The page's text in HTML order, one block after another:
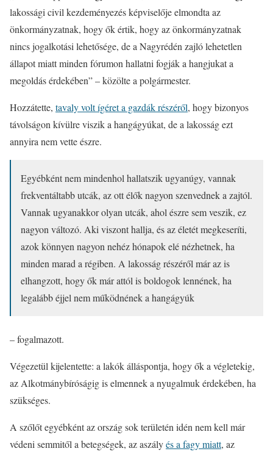
lakossági civil kezdeményezés képviselője elmondta az
önkormányzatnak, hogy ők értik, hogy az önkormányzatnak
nincs jogalkotási lehetősége, de a Nagyrédén zajló lehetetlen
állapot miatt minden fórumon hallatni fogják a hangjukat a
megoldás érdekében” – közölte a polgármester.
Hozzátette, tavaly volt ígéret a gazdák részéről, hogy bizonyos
távolságon kívülre viszik a hangágyúkat, de a lakosság ezt
annyira nem vette észre.
Egyébként nem mindenhol hallatszik ugyanúgy, vannak
frekventáltabb utcák, az ott élők nagyon szenvednek a zajtól.
Vannak ugyanakkor olyan utcák, ahol észre sem veszik, ez
nagyon változó. Aki viszont hallja, és az életét megkeseríti,
azok könnyen nagyon nehéz hónapok elé nézhetnek, ha
minden marad a régiben. A lakosság részéről már az is
elhangzott, hogy ők már attól is boldogok lennének, ha
legalább éjjel nem működnének a hangágyúk
– fogalmazott.
Végezetül kijelentette: a lakók álláspontja, hogy ők a végletekig,
az Alkotmánybíróságig is elmennek a nyugalmuk érdekében, ha
szükséges.
A szőlőt egyébként az ország sok területén idén nem kell már
védeni semmitől a betegségek, az aszályés a fagy miatt, az